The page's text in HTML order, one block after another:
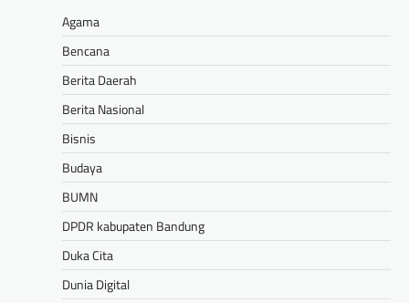
Agama
Bencana
Berita Daerah
Berita Nasional
Bisnis
Budaya
BUMN
DPDR kabupaten Bandung
Duka Cita
Dunia Digital